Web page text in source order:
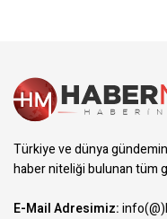
Türkiye ve dünya
haber niteliği bulunan tüm
E-Mail Adresimiz: